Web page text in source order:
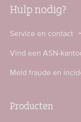
Hulp nodig?
Service en contact
Vind een ASN-
Meld fraude en
Producten